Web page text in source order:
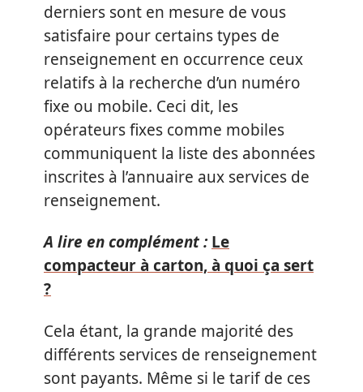
derniers sont en mesure de vous
satisfaire pour certains types de
renseignement en occurrence ceux
relatifs à la recherche d’un numéro
fixe ou mobile. Ceci dit, les
opérateurs fixes comme mobiles
communiquent la liste des abonnées
inscrites à l’annuaire aux services de
renseignement.
A lire en complément : Le
compacteur à carton, à quoi ça sert
?
Cela étant, la grande majorité des
différents services de renseignement
sont payants. Même si le tarif de ces